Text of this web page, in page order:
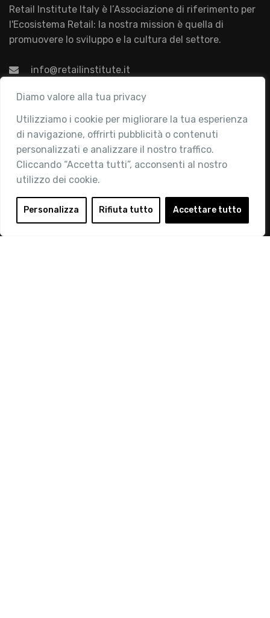
Diamo valore alla tua privacy
Utilizziamo i cookie per migliorare la tua esperienza
di navigazione, offrirti pubblicità o contenuti
personalizzati e analizzare il nostro traffico.
Cliccando “Accetta tutti”, acconsenti al nostro
utilizzo dei cookie.
Personalizza Rifiuta tutto Accettare tutto
Retail Institute Italy è l’Associazione di riferimento per
l'Ecosistema Retail: la nostra mission è quella di
promuovere lo sviluppo e la cultura del settore.
info@retailinstitute.it
Associazione
Chi siamo
Attività
Contatti
Area Riservata
Login
Diventa Socio